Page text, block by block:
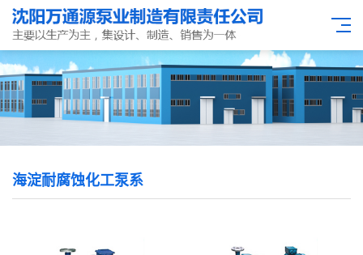
海淀耐腐蚀化工泵系